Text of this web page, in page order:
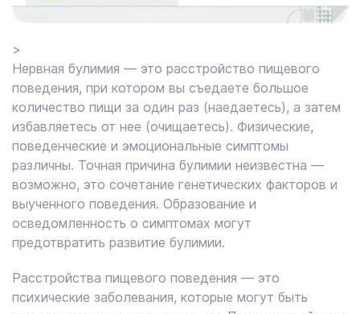
>
Нервная булимия — это расстройство пищевого
поведения, при котором вы съедаете большое
количество пищи за один раз (наедаетесь), а затем
избавляетесь от нее (очищаетесь). Физические,
поведенческие и эмоциональные симптомы
различны. Точная причина булимии неизвестна —
возможно, это сочетание генетических факторов и
выученного поведения. Образование и
осведомленность о симптомах могут
предотвратить развитие булимии.
Расстройства пищевого поведения — это
психические заболевания, которые могут быть